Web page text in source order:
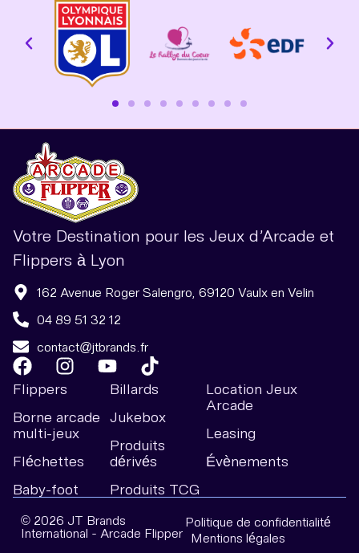
Votre Destination pour les Jeux d’Arcade et
Flippers à Lyon
162 Avenue Roger Salengro, 69120 Vaulx en Velin
04 89 51 32 12
contact@jtbrands.fr
Flippers
Borne arcade
multi-jeux
Fléchettes
Baby-foot
Billards
Jukebox
Produits
dérivés
Produits TCG
Location Jeux
Arcade
Leasing
Évènements
© 2026 JT Brands
International - Arcade Flipper
Politique de confidentialité
Mentions légales